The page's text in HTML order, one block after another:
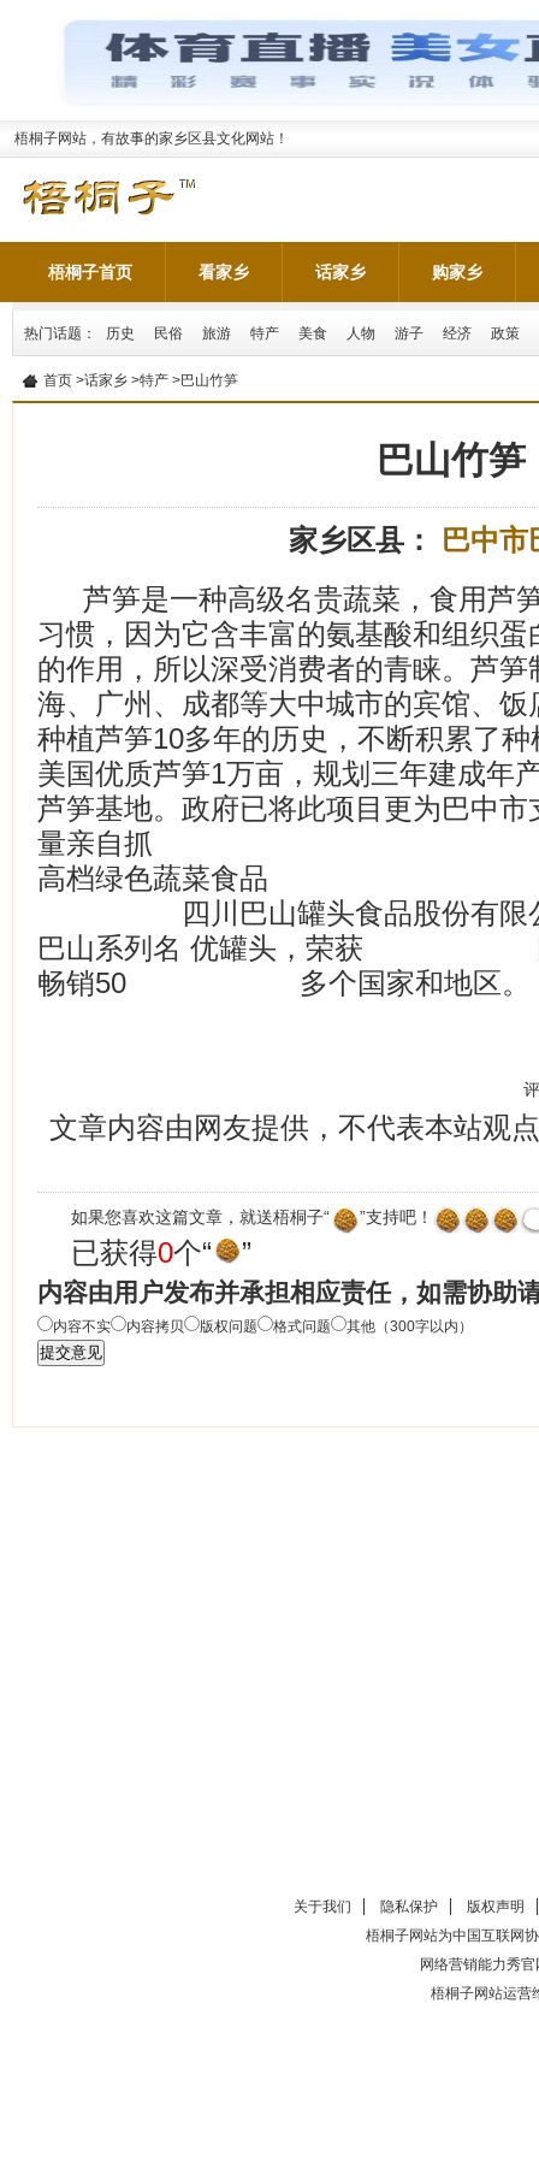
梧桐子网站，有故事的家乡区县文化网站！
梧桐子首页 看家乡 话家乡 购家乡
热门话题： 历史 民俗 旅游 特产 美食 人物 游子 经济 政策
首页 >话家乡 >特产 >巴山竹笋
巴山竹笋
家乡区县：
巴中市
芦笋是一种高级名贵蔬菜，食用芦
习惯，因为它含丰富的氨基酸和组织
的作用，所以深受消费者的青睐。芦
海、广州、成都等大中城市的宾馆、
种植芦笋10多年的历史，不断积累了
美国优质芦笋1万亩，规划三年建成年
芦笋基地。政府已将此项目更为巴中
量亲自抓
高档绿色蔬菜食品 风
四川巴山罐头食品股份
巴山系列名 优罐头，荣获 国
畅销50 多个国家和地区
文章内容由网友提供，不代表本站观点
如果您喜欢这篇文章，就送梧桐子“ ”支持吧！
已获得0个“ ”
内容由用户发布并承担相应责任，如需协助
内容不实 内容拷贝 版权问题 格式问题 其他（300字以内）
关于我们 隐私保护
版权声明
梧桐子网站为中国互联网
网络营销能力秀官
梧桐子网站运营